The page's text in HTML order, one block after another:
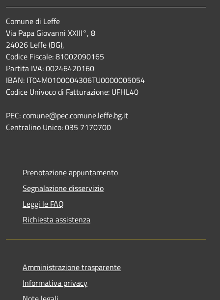
Comune di Leffe
Via Papa Giovanni XXIII°, 8
24026 Leffe (BG),
Codice Fiscale: 81002090165
Partita IVA: 00246420160
IBAN: IT04M0100004306TU0000005054
Codice Univoco di Fatturazione: UFHL40
PEC: comune@pec.comune.leffe.bg.it
Centralino Unico: 035 7170700
Prenotazione appuntamento
Segnalazione disservizio
Leggi le FAQ
Richiesta assistenza
Amministrazione trasparente
Informativa privacy